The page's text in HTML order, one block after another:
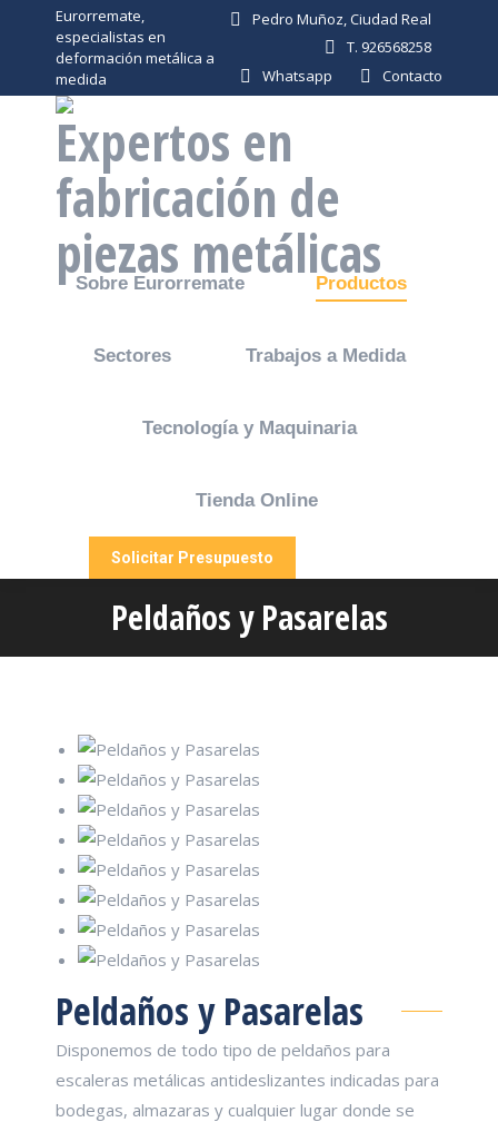
Eurorremate,
especialistas en
deformación metálica a
medida
Pedro Muñoz, Ciudad Real
T. 926568258
Whatsapp
Contacto
Expertos en
fabricación de
piezas metálicas
Sobre Eurorremate Productos
Sectores Trabajos a Medida
Tecnología y Maquinaria
Tienda Online
Solicitar Presupuesto
Peldaños y Pasarelas
Estás aquí:
Peldaños y Pasarelas
Disponemos de todo tipo de peldaños para
escaleras metálicas antideslizantes indicadas para
bodegas, almazaras y cualquier lugar donde se